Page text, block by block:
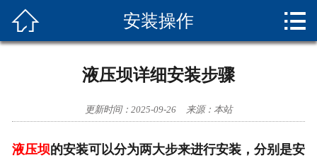
安装操作
 安装操作 
液压坝详细安装步骤
更新时间：2025-09-26 来源：本站
液压坝的安装可以分为两大步来进行安装，分别是安